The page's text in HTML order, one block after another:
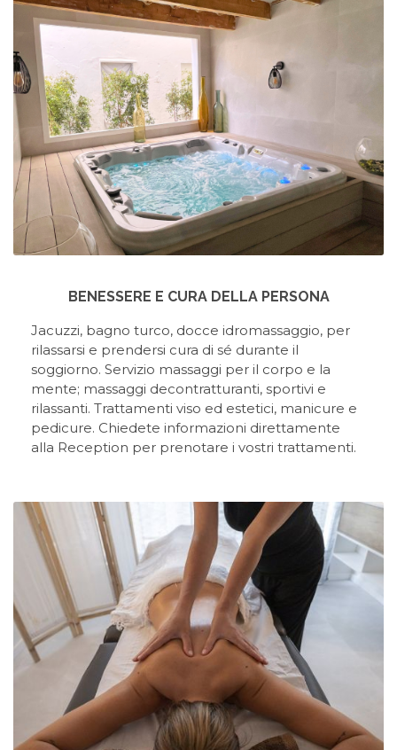
BENESSERE E CURA DELLA PERSONA
Jacuzzi, bagno turco, docce idromassaggio, per
rilassarsi e prendersi cura di sé durante il
soggiorno. Servizio massaggi per il corpo e la
mente; massaggi decontratturanti, sportivi e
rilassanti. Trattamenti viso ed estetici, manicure e
pedicure. Chiedete informazioni direttamente
alla Reception per prenotare i vostri trattamenti.